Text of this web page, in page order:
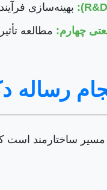
بهینه‌سازی
چهارم: مطالعه
رساله
ساختارمند است